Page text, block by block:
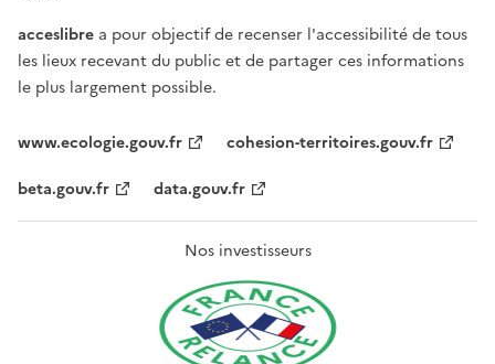
acceslibre a pour objectif de recenser l'accessibilité de tous
les lieux recevant du public et de partager ces informations
le plus largement possible.
www.ecologie.gouv.fr
cohesion-territoires.gouv.fr
beta.gouv.fr
data.gouv.fr
Nos investisseurs